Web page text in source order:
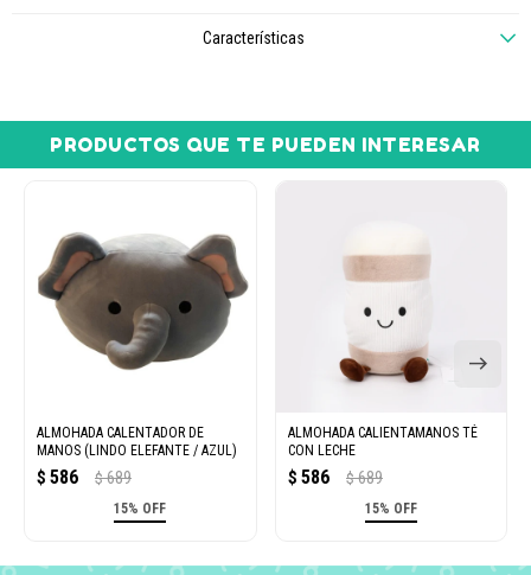
Características
PRODUCTOS QUE TE PUEDEN INTERESAR
ALMOHADA CALENTADOR DE
MANOS (LINDO ELEFANTE / AZUL)
$ 586 $ 689
15% OFF
ALMOHADA CALIENTAMANOS TÉ
CON LECHE
$ 586 $ 689
15% OFF